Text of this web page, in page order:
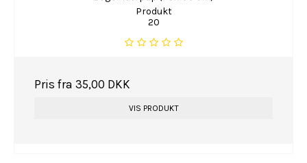
Produkt
20
Pris fra 35,00 DKK
VIS PRODUKT